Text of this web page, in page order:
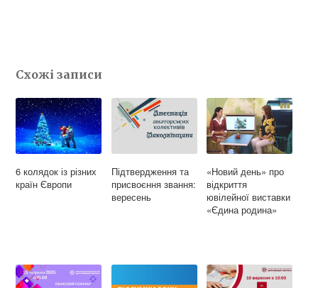
o
o
k
r
a
m
e
r
Схожі записи
6 колядок із різних
країн Європи
Підтвердження та
присвоєння звання:
вересень
«Новий день» про
відкриття
ювілейної виставки
«Єдина родина»